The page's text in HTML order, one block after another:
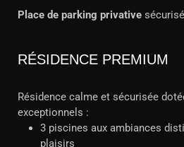
Place de parking privative
RÉSIDENCE PREMIUM
Résidence calme et sécurisée
exceptionnels :
3 piscines aux ambiances
plaisirs